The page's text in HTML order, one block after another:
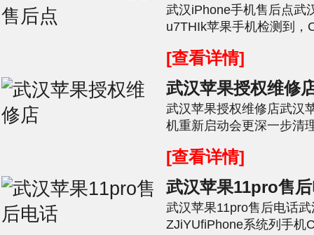
武汉iPhone手机售后点武
u7THIk苹果手机检测到，
[查看详情]
武汉苹果授权维修
武汉苹果授权维修店武汉
机重新启动会更深一步清
[查看详情]
武汉苹果11pro售
武汉苹果11pro售后电话
ZJiYUfiPhone系统列手机